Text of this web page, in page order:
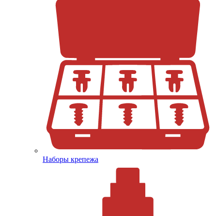
Наборы крепежа